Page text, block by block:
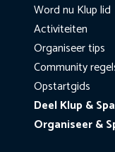
Word nu Klup lid
Activiteiten
Organiseer tips
Community
Opstartgids
Deel Klup &
Organiseer &